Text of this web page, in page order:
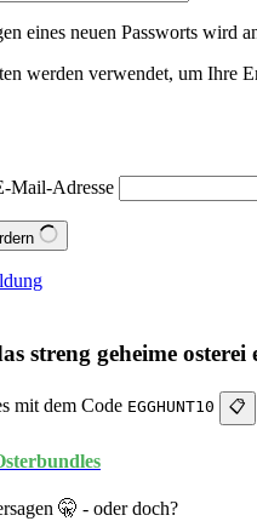
eines neuen Passworts wird
werden verwendet, um Ihre
Mail-Adresse
streng geheime osterei
mit dem Code EGGHUNT10 📋
🤫 - oder doch?